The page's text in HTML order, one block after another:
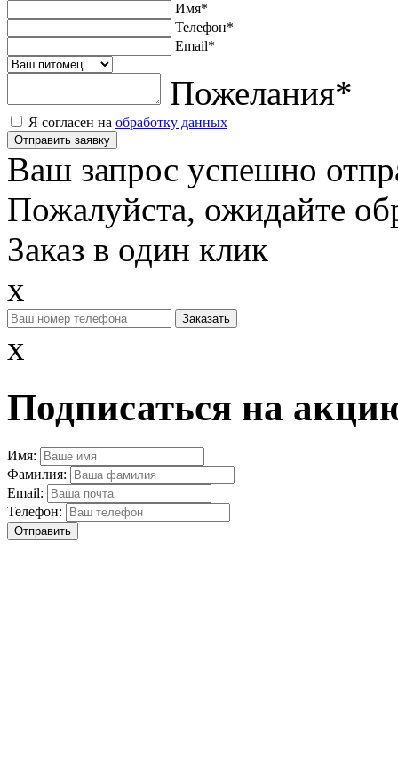
Имя*
Телефон*
Email*
Пожелания*
Я согласен на обработку данных
Отправить заявку
Ваш запрос успешно
Пожалуйста, ожидайте
Заказ в один клик
x
x
Подписаться на
Имя:
Фамилия:
Email:
Телефон:
Отправить